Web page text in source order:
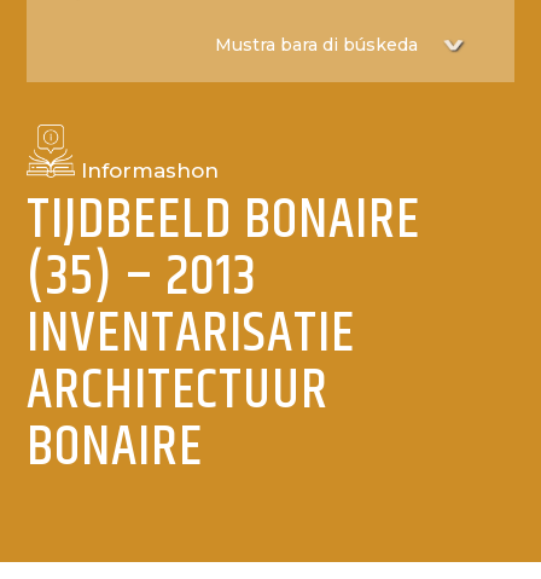
Informashon
TIJDBEELD BONAIRE
(35) – 2013
INVENTARISATIE
ARCHITECTUUR
BONAIRE